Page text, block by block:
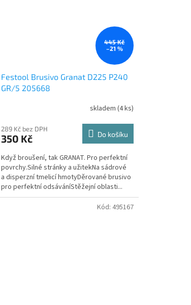
445 Kč
–21 %
Festool Brusivo Granat D225 P240
GR/5 205668
skladem (4 ks)
289 Kč bez DPH
350 Kč Do košíku
Když broušení, tak GRANAT. Pro perfektní
povrchy.Silné stránky a užitekNa sádrové
a disperzní tmelicí hmotyDěrované brusivo
pro perfektní odsáváníStěžejní oblasti...
Kód: 495167